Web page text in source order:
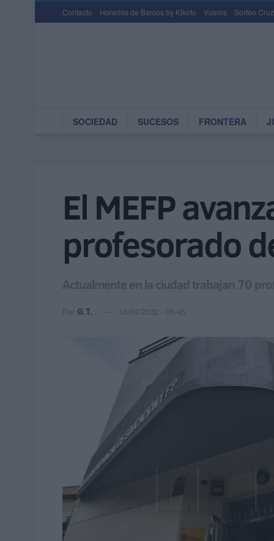
Contacto Horarios de Barcos by Kikoto Vuelos Sorteo
SOCIEDAD SUCESOS FRONTERA
El MEFP
profesorado
Actualmente en la ciudad trabajan 70
Por G.T. 15/04/2022 - 06:45